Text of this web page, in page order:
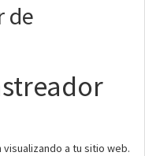
de
a tu sitio web.